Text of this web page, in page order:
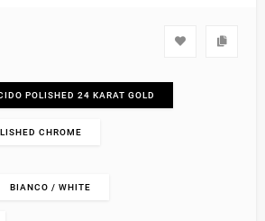
POLISHED 24 KARAT GOLD
CHROME
BIANCO / WHITE